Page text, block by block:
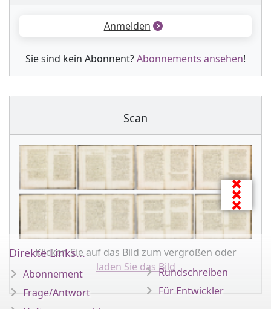
Anmelden
Sie sind kein Abonnent?Abonnements ansehen!
Scan
Klicken Sie auf das Bild zum vergrößen oder
laden Sie das Bild
Direkte Links...
Abonnement
Frage/Antwort
Rundschreiben
Für Entwickler